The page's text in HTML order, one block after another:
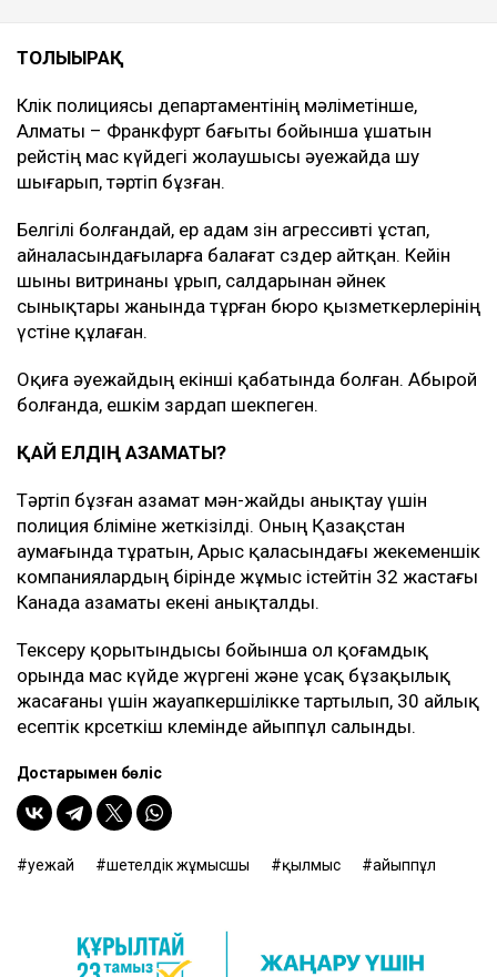
ТОЛЫҒЫРАҚ
Көлік полициясы департаментінің мәліметінше,
Алматы – Франкфурт бағыты бойынша ұшатын
рейстің мас күйдегі жолаушысы әуежайда шу
шығарып, тәртіп бұзған.
Белгілі болғандай, ер адам өзін агрессивті ұстап,
айналасындағыларға балағат сөздер айтқан. Кейін
шыны витринаны ұрып, салдарынан әйнек
сынықтары жанында тұрған бюро қызметкерлерінің
үстіне құлаған.
Оқиға әуежайдың екінші қабатында болған. Абырой
болғанда, ешкім зардап шекпеген.
ҚАЙ ЕЛДІҢ АЗАМАТЫ?
Тәртіп бұзған азамат мән-жайды анықтау үшін
полиция бөліміне жеткізілді. Оның Қазақстан
аумағында тұратын, Арыс қаласындағы жекеменшік
компаниялардың бірінде жұмыс істейтін 32 жастағы
Канада азаматы екені анықталды.
Тексеру қорытындысы бойынша ол қоғамдық
орында мас күйде жүргені және ұсақ бұзақылық
жасағаны үшін жауапкершілікке тартылып, 30 айлық
есептік көрсеткіш көлемінде айыппұл салынды.
Достарыңмен бөліс
әуежай шетелдік жұмысшы қылмыс айыппұл